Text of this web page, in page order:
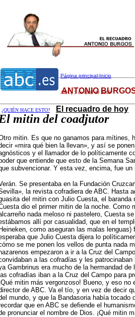
Página principal-Inicio
ABC, 3 de abril de 2009
¿QUIÉN HACE ESTO? El recuadro de hoy
ANTONIO
El mitin del coadjutor
mitin. Es que no ganamos para mítines,
«mira qué bien la llevan», y así se
y el llamador de lo políticamente
que entiende que esto de la Semana
subvencionar. Y esta vez, encima, fue
Se presentaba en la Fundación
la revista cofradiera de ABC. Hasta
del mitin con Julio Cuesta, el
dio el primer mitin de la noche. Como
nada meloso ni pastelero, Cuesta
allí por casualidad, que en el
Heineken, como aseguran las malas
que Julio Cuesta dijera lo
se me ponen los vellos de punta nada
empezaron a ir a la Cruz del
a las cofradías y les
Gambrinus era mucho de la hermandad
las cofradías iban a la Cruz del Campo para
mitin más vergonzoso! Bueno, y eso
de ABC. Va el tío, y en vez de decir
mundo, y que la Bandasoria había tocado
que en ABC se defiende el
pronunciar el nombre de Dios. ¡Qué mitin